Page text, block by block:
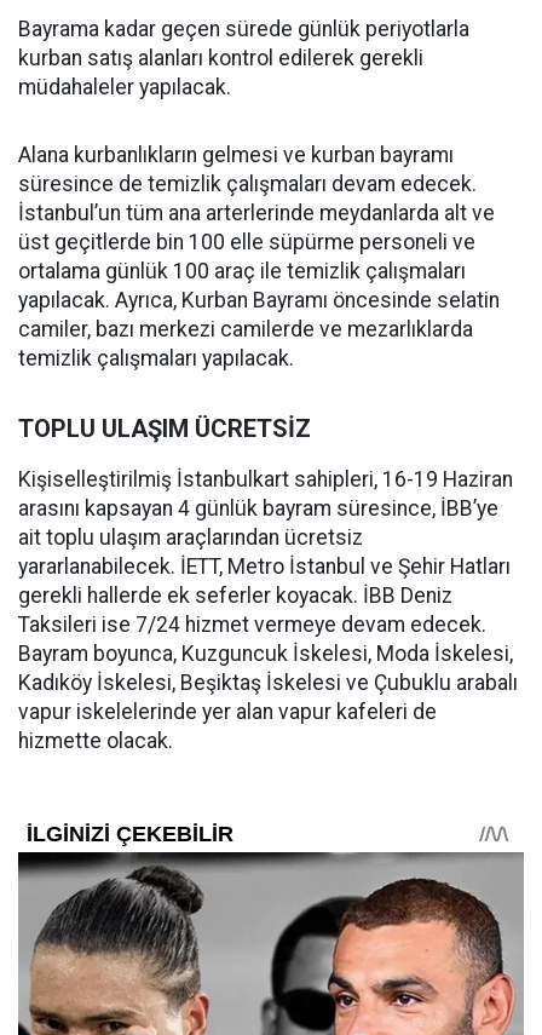
Bayrama kadar geçen sürede günlük periyotlarla
kurban satış alanları kontrol edilerek gerekli
müdahaleler yapılacak.
Alana kurbanlıkların gelmesi ve kurban bayramı
süresince de temizlik çalışmaları devam edecek.
İstanbul’un tüm ana arterlerinde meydanlarda alt ve
üst geçitlerde bin 100 elle süpürme personeli ve
ortalama günlük 100 araç ile temizlik çalışmaları
yapılacak. Ayrıca, Kurban Bayramı öncesinde selatin
camiler, bazı merkezi camilerde ve mezarlıklarda
temizlik çalışmaları yapılacak.
TOPLU ULAŞIM ÜCRETSİZ
Kişiselleştirilmiş İstanbulkart sahipleri, 16-19 Haziran
arasını kapsayan 4 günlük bayram süresince, İBB’ye
ait toplu ulaşım araçlarından ücretsiz
yararlanabilecek. İETT, Metro İstanbul ve Şehir Hatları
gerekli hallerde ek seferler koyacak. İBB Deniz
Taksileri ise 7/24 hizmet vermeye devam edecek.
Bayram boyunca, Kuzguncuk İskelesi, Moda İskelesi,
Kadıköy İskelesi, Beşiktaş İskelesi ve Çubuklu arabalı
vapur iskelelerinde yer alan vapur kafeleri de
hizmette olacak.